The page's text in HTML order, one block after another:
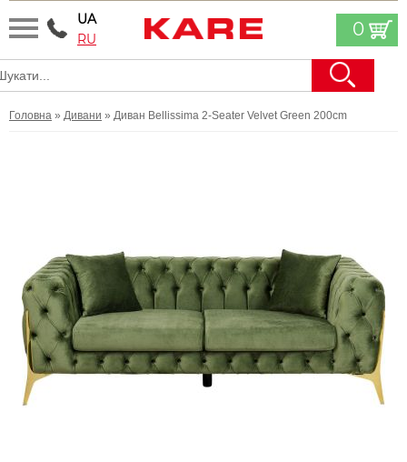
UA
RU
0
Головна » Дивани » Диван Bellissima 2-Seater Velvet Green 200cm